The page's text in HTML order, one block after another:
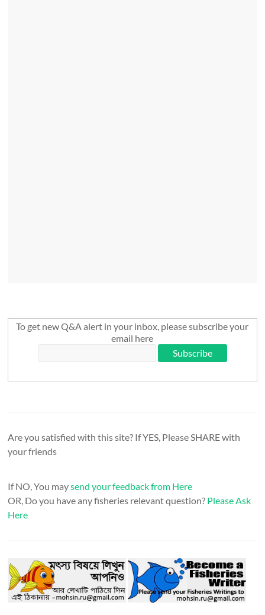
To get new Q&A alert in your inbox, please subscribe your
email here
Are you satisfied with this site? If YES, Please SHARE with
your friends
If NO, You maysend your feedback from Here
OR, Do you have any fisheries relevant question? Please Ask
Here